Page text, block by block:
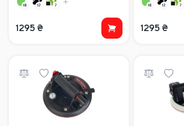
1295 ₴ 1295 ₴